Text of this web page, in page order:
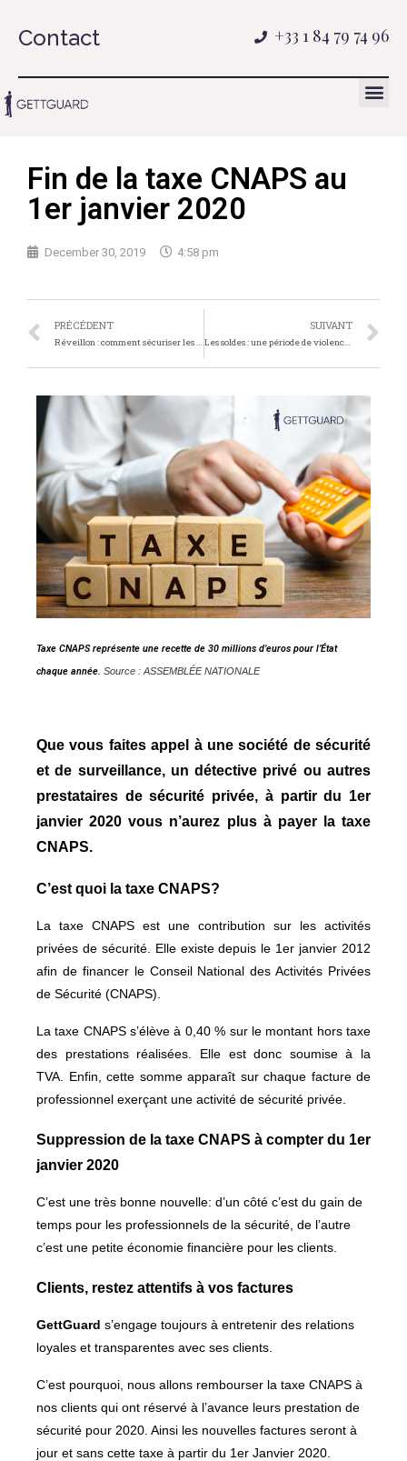
Contact +33 1 84 79 74 96
Fin de la taxe CNAPS au
1er janvier 2020
December 30, 2019 4:58 pm
PRÉCÉDENT
Réveillon : comment sécuriser les événements en extérieur?
SUIVANT
Les soldes : une période de violence ébouriffant !
Taxe CNAPS représente une recette de 30 millions d’euros pour l’État
chaque année. Source : ASSEMBLÉE NATIONALE
Que vous faites appel à une société de sécurité
et de surveillance, un détective privé ou autres
prestataires de sécurité privée, à partir du 1er
janvier 2020 vous n’aurez plus à payer la taxe
CNAPS.
C’est quoi la taxe CNAPS?
La taxe CNAPS est une contribution sur les activités
privées de sécurité. Elle existe depuis le 1er janvier 2012
afin de financer le Conseil National des Activités Privées
de Sécurité (CNAPS).
La taxe CNAPS s’élève à 0,40 % sur le montant hors taxe
des prestations réalisées. Elle est donc soumise à la
TVA. Enfin, cette somme apparaît sur chaque facture de
professionnel exerçant une activité de sécurité privée.
Suppression de la taxe CNAPS à compter du 1er
janvier 2020
C’est une très bonne nouvelle: d’un côté c’est du gain de
temps pour les professionnels de la sécurité, de l’autre
c’est une petite économie financière pour les clients.
Clients, restez attentifs à vos factures
GettGuard s’engage toujours à entretenir des relations
loyales et transparentes avec ses clients.
C’est pourquoi , nous allons rembourser la taxe CNAPS à
nos clients qui ont réservé à l’avance leurs prestation de
sécurité pour 2020. Ainsi les nouvelles factures seront à
jour et sans cette taxe à partir du 1er Janvier 2020.